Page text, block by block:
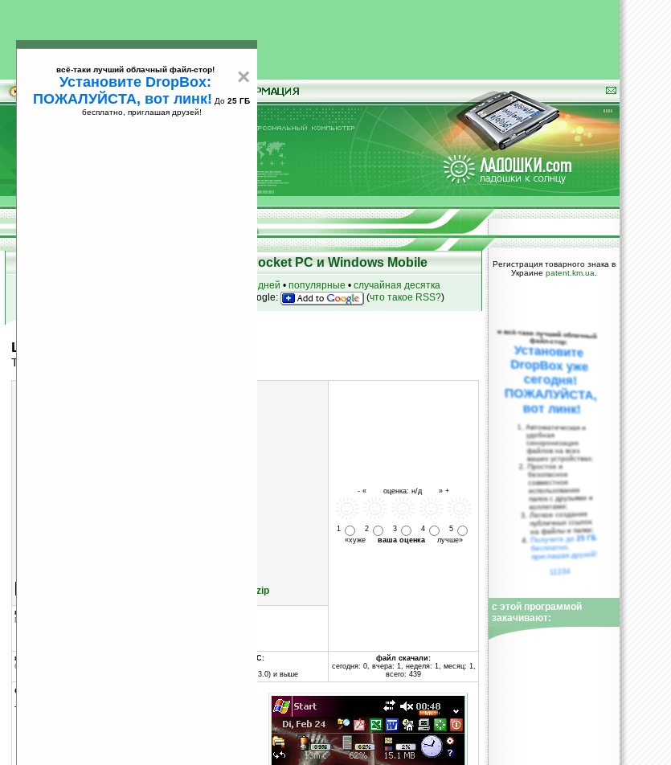
25
Скачать программы для КПК Pocket PC и Windows Mobile
за 7 дней • популярные • случайная десятка
на Google: (что такое RSS?)
LOTR — Witchking 2
Тема для экрана Today
/files/themes/0000006989.zip
- « оценка: н/д » +
1 2 3 4
5
«хуже ваша оценкалучше»
группы программы:
Графика
программа:
бесплатная
совместима с Pocket PC:
Pocket PC (Windows CE 3.0) и выше
файл скачали:
сегодня: 0, вчера: 1, неделя: 1, месяц: 1,
всего: 439
описание:
Тема для экрана Today.
Регистрация товарного знака в
Украине patent.km.ua
×
всё-таки лучший облачный файл-стор!
Установите DropBox:
ПОЖАЛУЙСТА, вот линк! До 25 ГБ
бесплатно, приглашая друзей!
и всё-таки лучший облачный
файл-стор:
Установите
DropBox уже
сегодня!
ПОЖАЛУЙСТА,
вот линк!
Автоматическая и
удобная
синхронизация
файлов на всех
ваших устройствах;
Простое и
безопасное
совместное
использование
папок с друзьями и
коллегами;
Легкое создание
публичных ссылок
на файлы и папки;
Получите до25 ГБ
бесплатно,
приглашая друзей!
11234
с этой программой
закачивают: